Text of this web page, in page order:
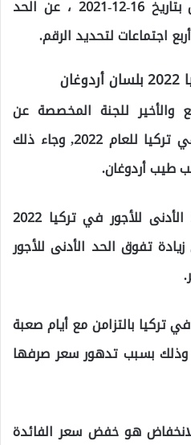
أعلنت تركيا، اليوم الخميس بتاريخ 16-12-2021 ، عن الحد
اجتماعات لتحديد الرقم.
والأخير للجنة المخصصة عن
تحديد الحد الأدنى للأجور في تركيا للعام 2022, وجاء ذلك
طيب أردوغان.
حيث أعلن أردوغان بأن الحد الأدنى للأجور في تركيا 2022
زيادة تفوق الحد الأدنى للأجور
تركيا بالتزامن مع أيام صعبة
وذلك بسبب تدهور سعر صرفها
هو خفض سعر الفائدة